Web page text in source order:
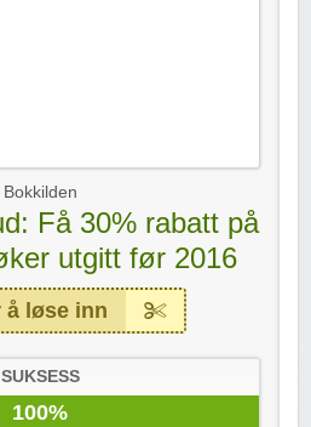
Bokkilden
Få 30% rabatt på
utgitt før 2016
løse inn
SUKSESS
100%